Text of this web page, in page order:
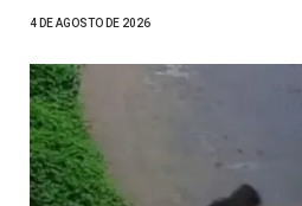
4 DE AGOSTO DE 2026